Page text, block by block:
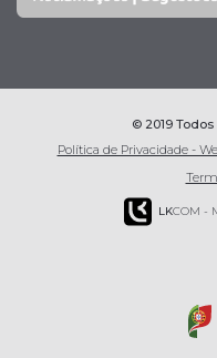
© 2019
Política de Privacidade -
LKCOM -